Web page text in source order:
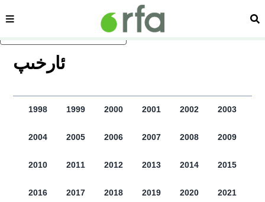
асаслиқ мәзмунға атлаң
сәһипә
ﺋﺎﺭﺧﯩﭗ
1998 1999 2000 2001 2002 2003
2004 2005 2006 2007 2008 2009
2010 2011 2012 2013 2014 2015
2016 2017 2018 2019 2020 2021